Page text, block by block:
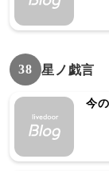
38 星ノ戯言
今